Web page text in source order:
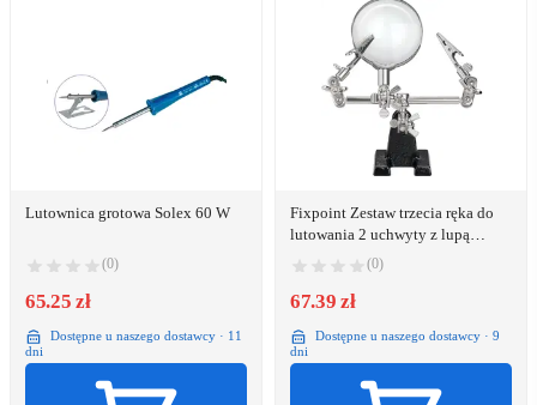
Lutownica grotowa Solex 60 W
(0)
65.25 zł
Dostępne u naszego dostawcy · 11
dni
Fixpoint Zestaw trzecia ręka do
lutowania 2 uchwyty z lupą
(0)
67.39 zł
Dostępne u naszego dostawcy · 9
dni